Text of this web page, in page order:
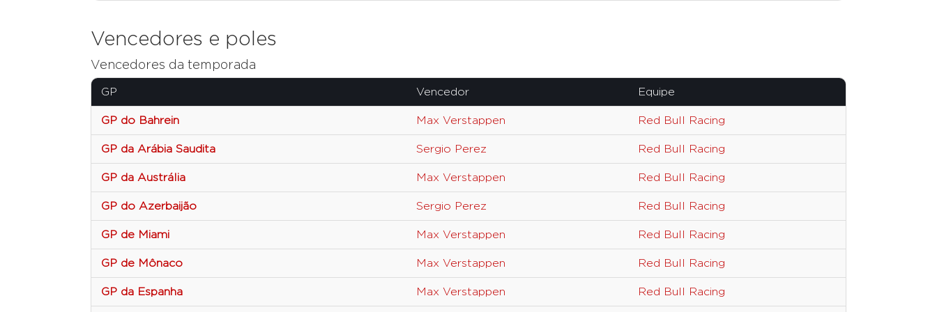
Vencedores e poles
Vencedores da temporada
GP Vencedor Equipe
GP do Bahrein Max Verstappen Red Bull Racing
GP da Arábia Saudita Sergio Perez Red Bull Racing
GP da Austrália Max Verstappen Red Bull Racing
GP do Azerbaijão Sergio Perez Red Bull Racing
GP de Miami Max Verstappen Red Bull Racing
GP de Mônaco Max Verstappen Red Bull Racing
GP da Espanha Max Verstappen Red Bull Racing